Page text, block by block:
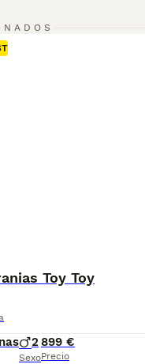
sobre esta raza de
Toy Toy
2
Sexo
899 €
Precio